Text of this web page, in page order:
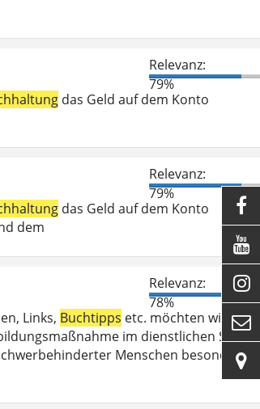
Relevanz:
79%
das Geld auf dem Konto
Relevanz:
79%
das Geld auf dem Konto
dem
Relevanz:
78%
Links, Buchtipps etc. möchten wir Sie
im dienstlichen Sinne
Menschen besonders




